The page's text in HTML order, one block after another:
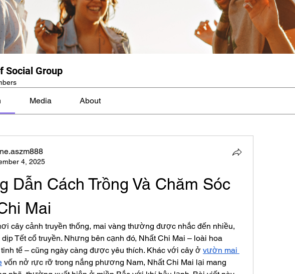
Social Group
Media About
4, 2025
Dẫn Cách Trồng Và Chăm Sóc
Mai
cây cảnh truyền thống, mai vàng thường được nhắc đến nhiều,
Tết cổ truyền. Nhưng bên cạnh đó, Nhất Chi Mai – loài hoa
tế – cũng ngày càng được yêu thích. Khác với cây ở vườn mai
vốn nở rực rỡ trong nắng phương Nam, Nhất Chi Mai lại mang